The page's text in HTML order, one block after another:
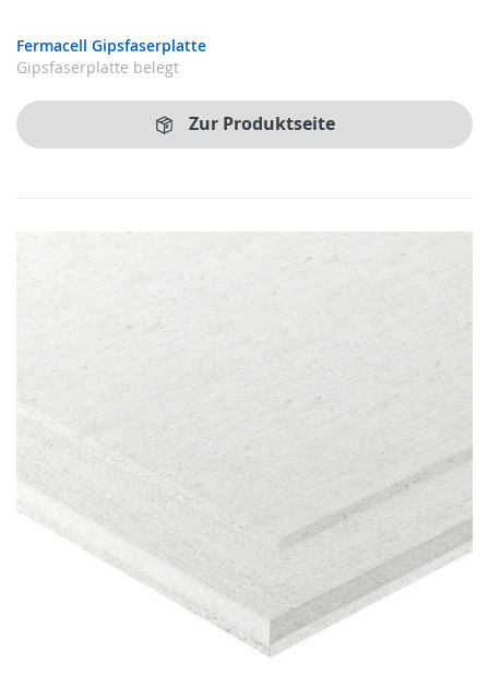
Fermacell Gipsfaserplatte
Gipsfaserplatte belegt
Zur Produktseite